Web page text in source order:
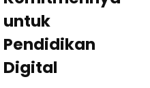
untuk
Pendidikan
Digital